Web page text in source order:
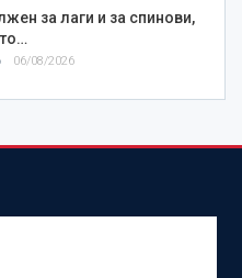
за лаги и за спинови,
06/08/2026